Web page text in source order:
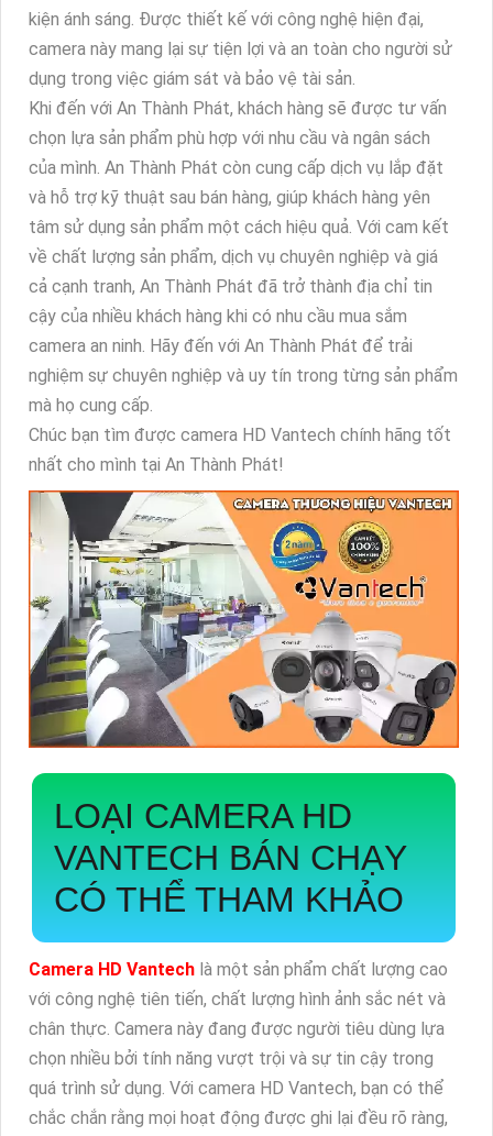
kiện ánh sáng. Được thiết kế với công nghệ hiện đại,
camera này mang lại sự tiện lợi và an toàn cho người sử
dụng trong việc giám sát và bảo vệ tài sản.
Khi đến với An Thành Phát, khách hàng sẽ được tư vấn
chọn lựa sản phẩm phù hợp với nhu cầu và ngân sách
của mình. An Thành Phát còn cung cấp dịch vụ lắp đặt
và hỗ trợ kỹ thuật sau bán hàng, giúp khách hàng yên
tâm sử dụng sản phẩm một cách hiệu quả. Với cam kết
về chất lượng sản phẩm, dịch vụ chuyên nghiệp và giá
cả cạnh tranh, An Thành Phát đã trở thành địa chỉ tin
cậy của nhiều khách hàng khi có nhu cầu mua sắm
camera an ninh. Hãy đến với An Thành Phát để trải
nghiệm sự chuyên nghiệp và uy tín trong từng sản phẩm
mà họ cung cấp.
Chúc bạn tìm được camera HD Vantech chính hãng tốt
nhất cho mình tại An Thành Phát!
LOẠI CAMERA HD
VANTECH BÁN CHẠY
CÓ THỂ THAM KHẢO
Camera HD Vantech là một sản phẩm chất lượng cao
với công nghệ tiên tiến, chất lượng hình ảnh sắc nét và
chân thực. Camera này đang được người tiêu dùng lựa
chọn nhiều bởi tính năng vượt trội và sự tin cậy trong
quá trình sử dụng. Với camera HD Vantech, bạn có thể
chắc chắn rằng mọi hoạt động được ghi lại đều rõ ràng,